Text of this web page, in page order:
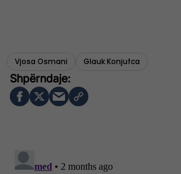
Vjosa Osmani Glauk Konjufca